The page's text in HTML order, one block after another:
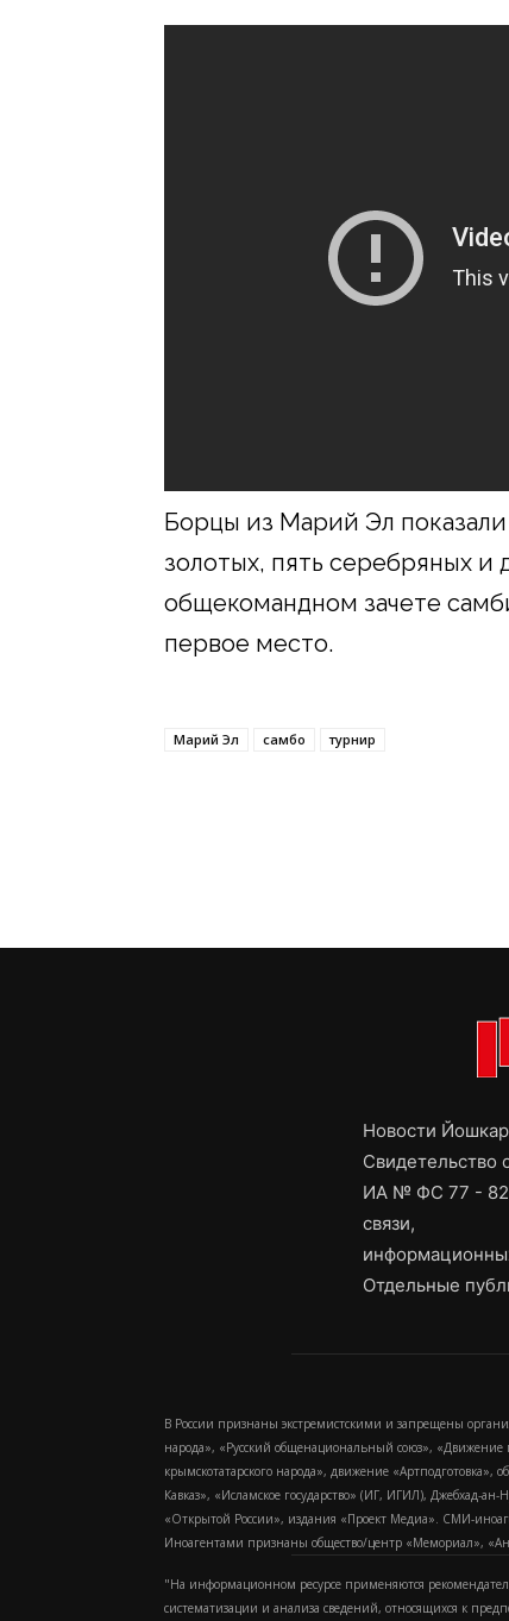
Борцы из Марий Эл
золотых, пять серебряных и
общекомандном зачете
первое место.
Марий Эл самбо турнир
Новости
Свидетельство
ИА № ФС 77 -
связи,
Отдельные
В России признаны экстремистскими и запрещены
народа», «Русский общенациональный союз»,
крымскотатарского народа», движение
Кавказ», «Исламское государство» (ИГ, ИГИЛ), Джебхад-
«Открытой России», издания «Проект Медиа». СМИ-
Иноагентами признаны общество/центр «Мемориал»,
"На информационном ресурсе применяются
систематизации и анализа сведений, относящихся к